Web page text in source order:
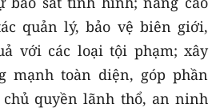
quản lý, bảo vệ biên giới,
với các loại tội phạm; xây
mạnh toàn diện, góp phần
chủ quyền lãnh thổ, an ninh